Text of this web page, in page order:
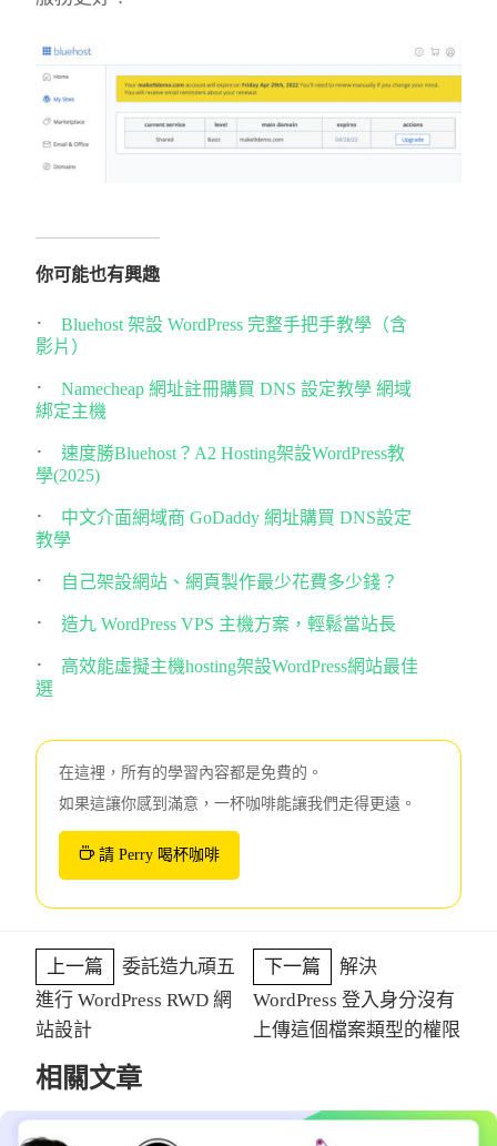
你可能也有興趣
Bluehost 架設 WordPress 完整手把手教學（含
影片）
Namecheap 網址註冊購買 DNS 設定教學 網域
綁定主機
速度勝Bluehost？A2 Hosting架設WordPress教
學(2025)
中文介面網域商 GoDaddy 網址購買 DNS設定
教學
自己架設網站、網頁製作最少花費多少錢？
造九 WordPress VPS 主機方案，輕鬆當站長
高效能虛擬主機hosting架設WordPress網站最佳
選
在這裡，所有的學習內容都是免費的。
如果這讓你感到滿意，一杯咖啡能讓我們走得更遠。
請 Perry 喝杯咖啡
上一篇
委託造九頑五
進行 WordPress RWD 網
站設計
下一篇
解決
WordPress 登入身分沒有
上傳這個檔案類型的權限
相關文章